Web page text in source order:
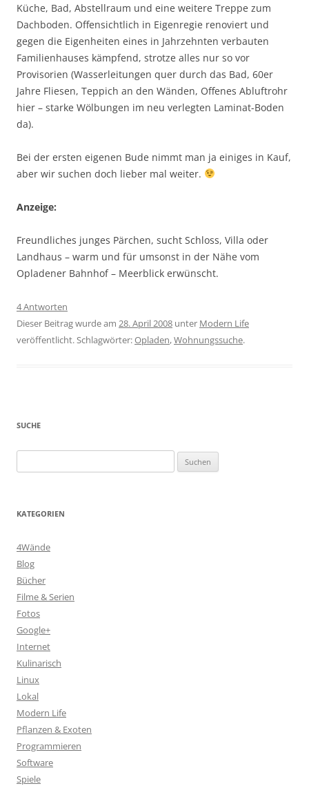
Küche, Bad, Abstellraum und eine weitere Treppe zum
Dachboden. Offensichtlich in Eigenregie renoviert und
gegen die Eigenheiten eines in Jahrzehnten verbauten
Familienhauses kämpfend, strotze alles nur so vor
Provisorien (Wasserleitungen quer durch das Bad, 60er
Jahre Fliesen, Teppich an den Wänden, Offenes Abluftrohr
hier – starke Wölbungen im neu verlegten Laminat-Boden
da).
Bei der ersten eigenen Bude nimmt man ja einiges in Kauf,
aber wir suchen doch lieber mal weiter.
Anzeige:
Freundliches junges Pärchen, sucht Schloss, Villa oder
Landhaus – warm und für umsonst in der Nähe vom
Opladener Bahnhof – Meerblick erwünscht.
4 Antworten
Dieser Beitrag wurde am 28. April 2008 unter Modern Life
veröffentlicht. Schlagwörter:Opladen,Wohnungssuche.
SUCHE
nach:
KATEGORIEN
4Wände
Blog
Bücher
Filme & Serien
Fotos
Google+
Internet
Kulinarisch
Linux
Lokal
Modern Life
Pflanzen & Exoten
Programmieren
Software
Spiele